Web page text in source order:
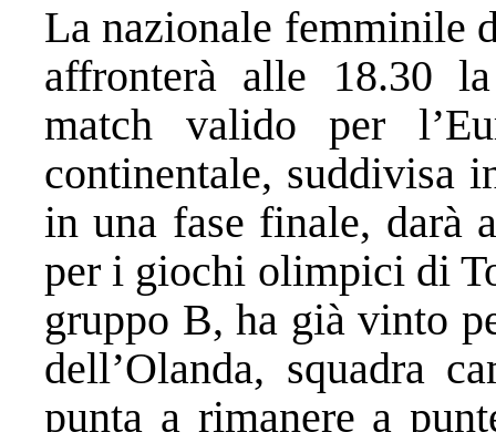
La nazionale femminile
affronterà alle 18.30
match valido per
continentale, suddivisa
in una fase finale, darà
per i giochi olimpici di
gruppo B, ha già vinto
dell’Olanda, squadra
punta a rimanere a